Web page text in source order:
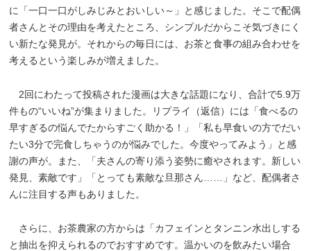
に「一口一口がしみじみとおいしい～」と感じました。そこで配偶
者さんとその理由を考えたところ、シンプルだからこそ気づきにく
い新たな発見が。それからの毎日には、お茶と食事の組み合わせを
考えるという楽しみが増えました。
2回にわたって投稿された漫画は大きな話題になり、合計で5.9万
件もの“いいね”が集まりました。リプライ（返信）には「食べるの
早すぎるの悩んでたからすごく助かる！」「私も早食いの方でだい
たい3分で完食しちゃうのが悩みでした。今度やってみよう」と感
謝の声が。また、「夫さんの寄り添う姿勢に癒やされます。新しい
発見、素敵です」「とっても素敵な旦那さん……」など、配偶者さ
んに注目する声もありました。
さらに、お茶農家の方からは「カフェインとタンニン水出しする
と抽出を抑えられるのでおすすめです。温かいのを飲みたい場合